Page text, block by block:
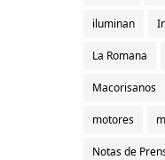
iluminan
La Romana
Macorisanos
motores
Notas de